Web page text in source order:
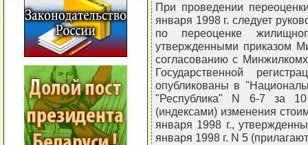
При проведении
января 1998 г. следует
по переоценке
утвержденными приказом
согласованию с
Государственной
опубликованы в
"Республика" N 6-7 за
(индексами) изменения
января 1998 г.,
января 1998 г. N 5